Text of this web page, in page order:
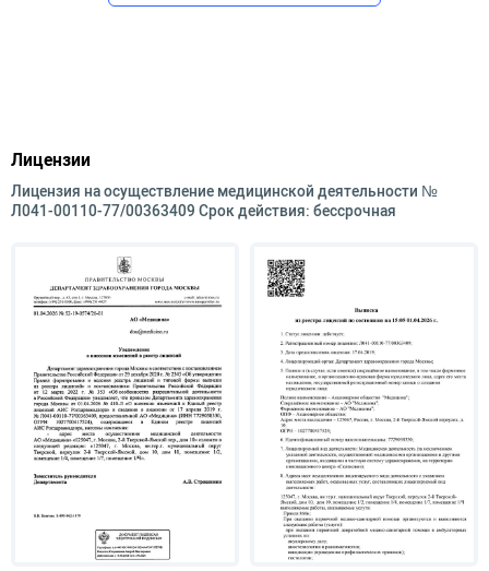
Лицензии
Лицензия на осуществление медицинской деятельности №
Л041-00110-77/00363409 Срок действия: бессрочная